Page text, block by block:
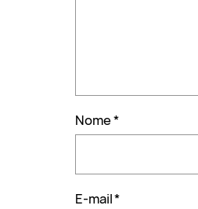
Nome*
E-mail*